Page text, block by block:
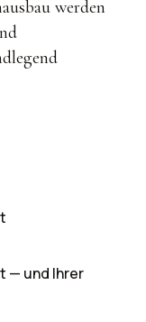
werden
— und Ihrer